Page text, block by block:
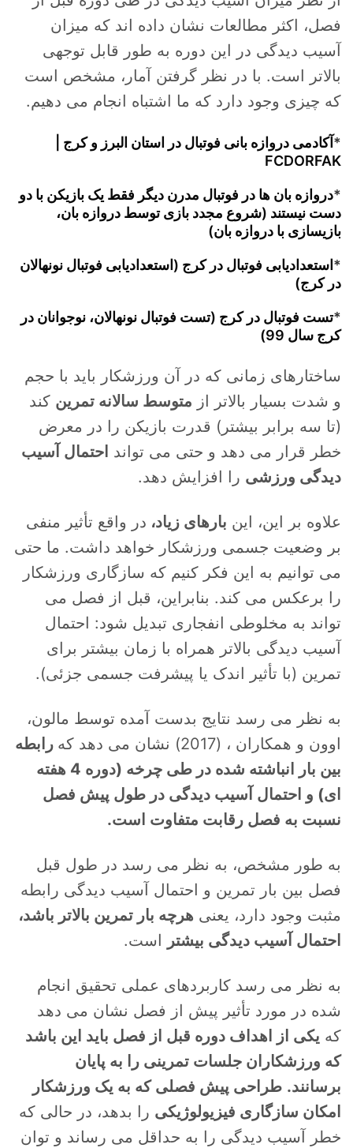
فصل، اکثر مطالعات نشان داده اند که میزان
آسیب دیدگی در این دوره به طور قابل توجهی
بالاتر است. با در نظر گرفتن آمار، مشخص است
که چیزی وجود دارد که ما اشتباه انجام می دهیم.
*آکادمی دروازه بانی فوتبال در استان البرز و کرج |
FCDORFAK
*دروازه بان ها در فوتبال مدرن دیگر فقط یک بازیکن با دو
دست نیستند (شروع مجدد بازی توسط دروازه بان،
بازیسازی با دروازه بان)
*استعدادیابی فوتبال در کرج (استعدادیابی فوتبال نونهالان
در کرج)
*تست فوتبال در کرج (تست فوتبال نونهالان، نوجوانان در
کرج سال 99)
ساختارهای زمانی که در آن ورزشکار باید با حجم
و شدت بسیار بالاتر از متوسط ​​سالانه تمرین کند
(تا سه برابر بیشتر) قدرت بازیکن را در معرض
خطر قرار می دهد و حتی می تواند احتمال آسیب
دیدگی ورزشی را افزایش دهد.
علاوه بر این، این بارهای زیاد، در واقع تأثیر منفی
بر وضعیت جسمی ورزشکار خواهد داشت. ما حتی
می توانیم به این فکر کنیم که سازگاری ورزشکار
را برعکس می کند. بنابراین، قبل از فصل می
تواند به مخلوطی انفجاری تبدیل شود: احتمال
آسیب دیدگی بالاتر همراه با زمان بیشتر برای
تمرین (با تأثیر اندک یا پیشرفت جسمی جزئی).
به نظر می رسد نتایج بدست آمده توسط مالون،
اوون و همكاران ، (2017) نشان می دهد كه
رابطه
بین بار انباشته شده در طی چرخه (دوره 4 هفته
ای) و احتمال آسیب دیدگی در طول پیش فصل
نسبت به فصل رقابت متفاوت است.
به طور مشخص، به نظر می رسد در طول قبل
فصل بین بار تمرین و احتمال آسیب دیدگی رابطه
مثبت وجود دارد، یعنی هرچه بار تمرین بالاتر باشد،
احتمال آسیب دیدگی بیشتر است.
به نظر می رسد کاربردهای عملی تحقیق انجام
شده در مورد تأثیر پیش از فصل نشان می دهد
که یکی از اهداف دوره قبل از فصل باید این باشد
که ورزشکاران جلسات تمرینی را به پایان
برسانند. طراحی پیش فصلی که به یک ورزشکار
امکان سازگاری فیزیولوژیکی را بدهد، در حالی که
خطر آسیب دیدگی را به حداقل می رساند و توان